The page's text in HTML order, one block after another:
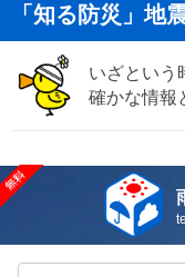
「知る防災」地
いざという
確かな情報